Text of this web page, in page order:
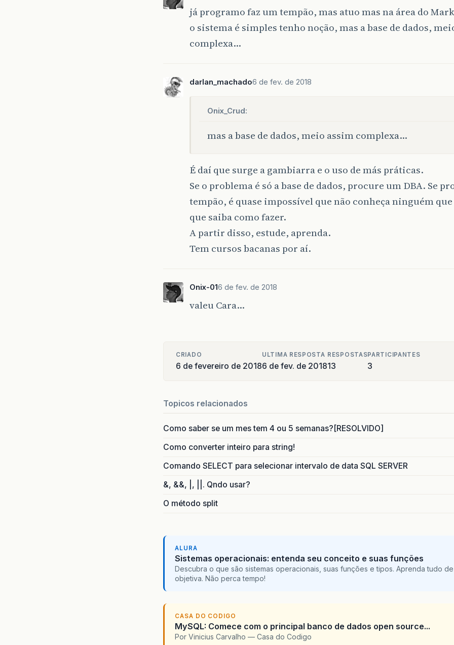
já programo faz um tempão, mas atuo mas na área do
o sistema é simples tenho noção, mas a base de dados,
complexa…
darlan_machado6 de fev. de 2018
Onix_Crud:
mas a base de dados, meio assim complexa…
É daí que surge a gambiarra e o uso de más práticas.
Se o problema é só a base de dados, procure um DBA. Se
tempão, é quase impossível que não conheça ninguém que
que saiba como fazer.
A partir disso, estude, aprenda.
Tem cursos bacanas por aí.
Onix-016 de fev. de 2018
valeu Cara…
CRIADO
6 de fevereiro de 2018
ULTIMA RESPOSTA
6 de fev. de 2018
RESPOSTAS
13
PARTICIPANTES
3
Topicos relacionados
Como saber se um mes tem 4 ou 5 semanas?[RESOLVIDO]
Como converter inteiro para string!
Comando SELECT para selecionar intervalo de data SQL SERVER
&, &&, |, ||. Qndo usar?
O método split
ALURA
Sistemas operacionais: entenda seu conceito e suas funções
Descubra o que são sistemas operacionais, suas funções e tipos. Aprenda tudo
objetiva. Não perca tempo!
CASA DO CODIGO
MySQL: Comece com o principal banco de dados open source...
Por Vinicius Carvalho — Casa do Codigo